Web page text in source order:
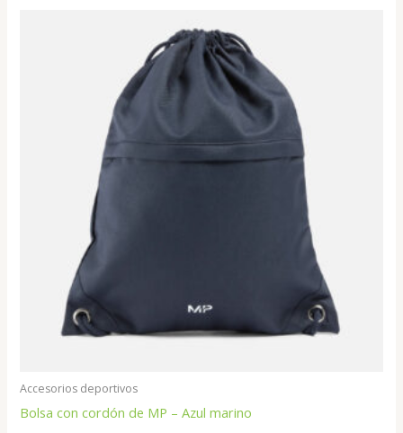
Accesorios deportivos
Bolsa con cordón de MP – Azul marino